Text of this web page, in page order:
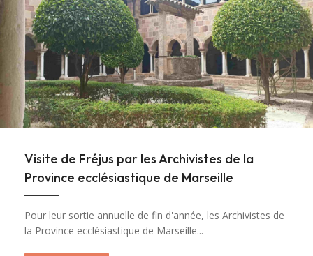
Visite de Fréjus par les Archivistes de la
Province ecclésiastique de Marseille
Pour leur sortie annuelle de fin d'année, les Archivistes de
la Province ecclésiastique de Marseille...